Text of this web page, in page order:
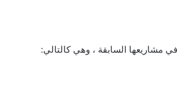
في مشاريعها السابقة ، وهي كالتالي: